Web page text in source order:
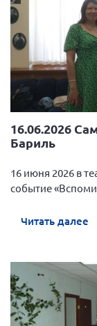
29.05.2022)
Алтайский
Брянская
Ивановская
Кемеровская
16.06.2026
Бариль
16 июня 2026 в
событие
Читать далее